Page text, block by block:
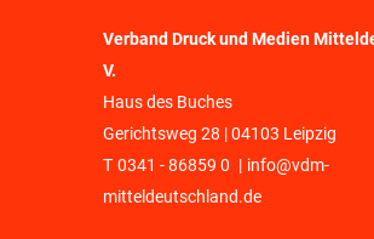
Verband Druck und Medien
V.
Haus des Buches
Gerichtsweg 28 | 04103 Leipzig
T 0341 - 86859 0 | info@vdm-
mitteldeutschland.de